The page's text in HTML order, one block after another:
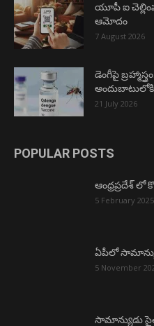
యూపీ ఐ
ఆమోదం
7 August 2026
డెంగీపై
అందుబాటులోకి
21 July 2026
POPULAR POSTS
ఆంధ్రప్రదేశ్ లో
5 February 2025
ఏపీలో
5 November
సామాన్యుడు